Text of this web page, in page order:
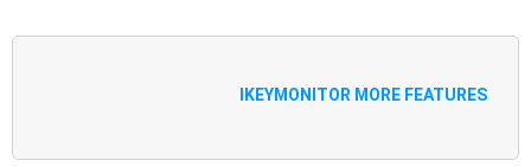
IKEYMONITOR MORE FEATURES